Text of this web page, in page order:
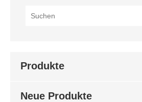
Produkte
Neue Produkte